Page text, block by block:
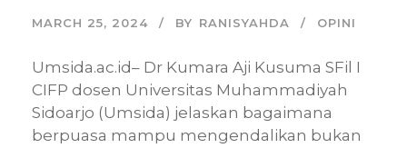
MARCH 25, 2024 BY RANISYAHDA OPINI
Umsida.ac.id– Dr Kumara Aji Kusuma SFil I
CIFP dosen Universitas Muhammadiyah
Sidoarjo (Umsida) jelaskan bagaimana
berpuasa mampu mengendalikan bukan